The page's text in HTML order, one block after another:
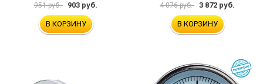
951 руб. 903 руб.
В КОРЗИНУ
4 076 руб. 3 872 руб.
В КОРЗИНУ